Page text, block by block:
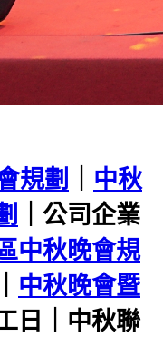
規劃
中秋
｜公司企業
中秋晚會規
中秋晚會暨
日｜中秋聯